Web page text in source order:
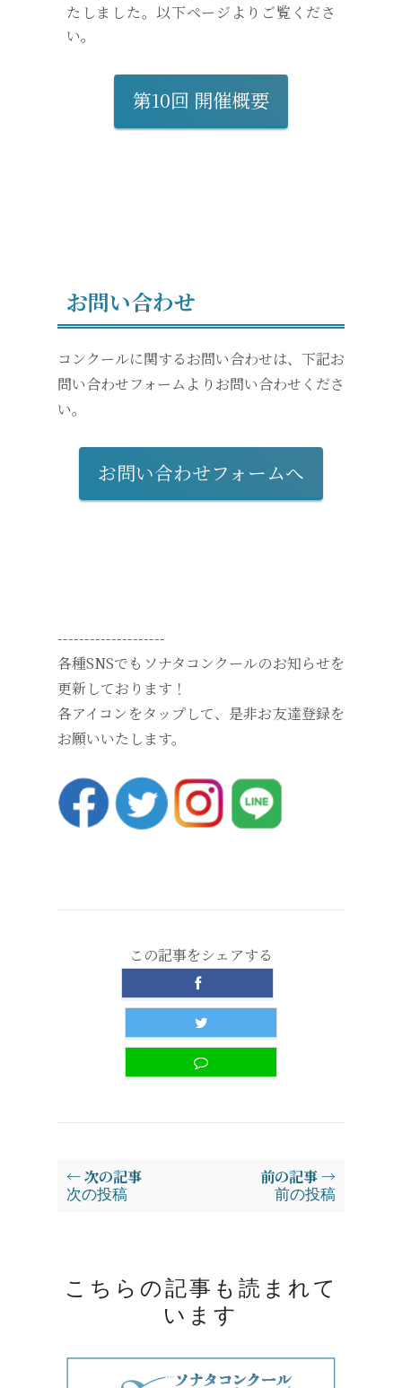
たしました。以下ページよりご覧くださ
い。
第10回 開催概要
お問い合わせ
コンクールに関するお問い合わせは、下記お
問い合わせフォームよりお問い合わせくださ
い。
お問い合わせフォームへ
--------------------
各種SNSでもソナタコンクールのお知らせを
更新しております！
各アイコンをタップして、是非お友達登録を
お願いいたします。
この記事をシェアする
← 次の記事
次の投稿
前の記事 →
前の投稿
こちらの記事も読まれて
います